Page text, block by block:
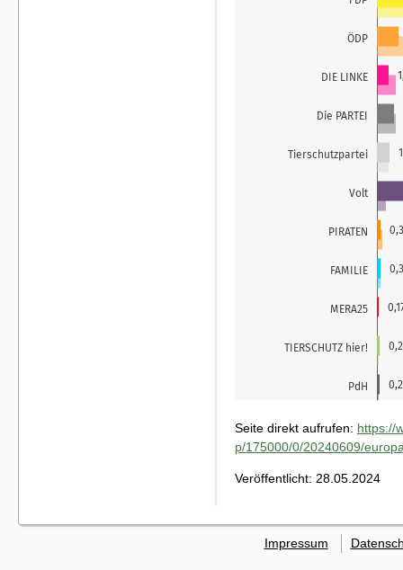
Seite direkt aufrufen: https://
p/175000/0/20240609/
Veröffentlicht: 28.05.2024
Impressum